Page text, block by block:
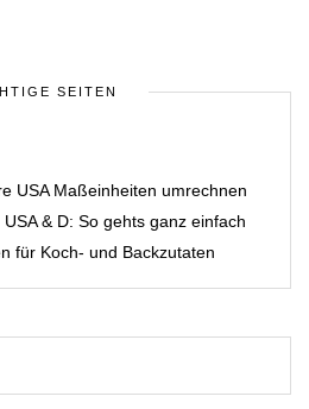
SEITEN
USA Maßeinheiten umrechnen
& D: So gehts ganz einfach
für Koch- und Backzutaten